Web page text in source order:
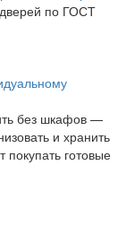
по ГОСТ
без шкафов —
и хранить
готовые